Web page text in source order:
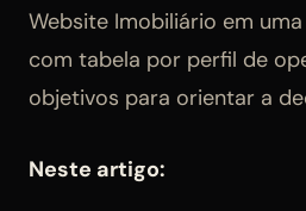
Website Imobiliário em
com tabela por perfil de
objetivos para orientar a
Neste artigo: